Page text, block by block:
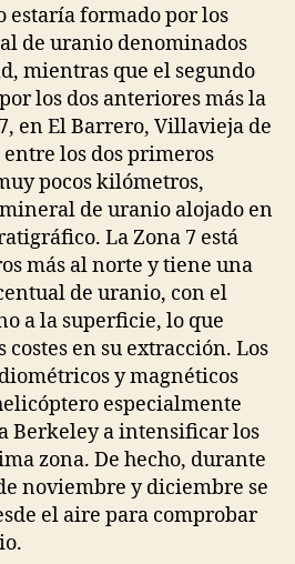
estaría formado por los
de uranio denominados
mientras que el segundo
los dos anteriores más la
en El Barrero, Villavieja de
los dos primeros
pocos kilómetros,
de uranio alojado en
La Zona 7 está
más al norte y tiene una
de uranio, con el
a la superficie, lo que
en su extracción. Los
y magnéticos
especialmente
Berkeley a intensificar los
zona. De hecho, durante
noviembre y diciembre se
el aire para comprobar